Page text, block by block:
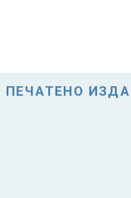
ПЕЧАТЕНО